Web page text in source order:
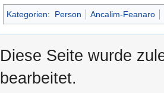
Kategorien: Person Ancalim-Feanaro
Diese Seite wurde
bearbeitet.